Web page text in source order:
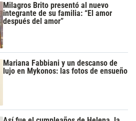
Milagros Brito presentó al nuevo
integrante de su familia: “El amor
después del amor”
Mariana Fabbiani y un descanso de
lujo en Mykonos: las fotos de ensueño